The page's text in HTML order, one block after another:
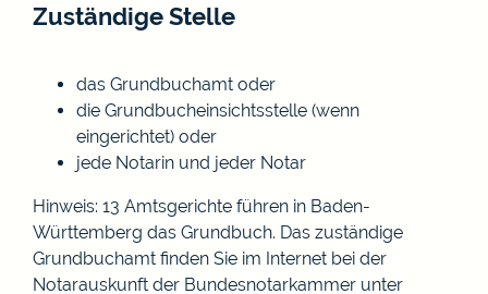
Zuständige Stelle
das Grundbuchamt oder
die Grundbucheinsichtsstelle (wenn
eingerichtet) oder
jede Notarin und jeder Notar
Hinweis: 13 Amtsgerichte führen in Baden-
Württemberg das Grundbuch. Das zuständige
Grundbuchamt finden Sie im Internet bei der
Notarauskunft der Bundesnotarkammer unter